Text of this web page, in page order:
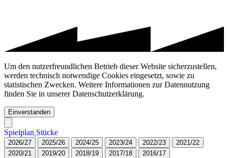
Um den nutzerfreundlichen Betrieb dieser Website sicherzustellen,
werden technisch notwendige Cookies eingesetzt, sowie zu
statistischen Zwecken. Weitere Informationen zur Datennutzung
finden Sie in unserer Datenschutzerklärung.
Einverstanden
Spielplan Stücke
2026/27 2025/26 2024/25 2023/24 2022/23 2021/22
2020/21 2019/20 2018/19 2017/18 2016/17